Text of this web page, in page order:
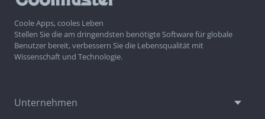
Coole Apps, cooles Leben
Stellen Sie die am dringendsten benötigte Software für globale
Benutzer bereit, verbessern Sie die Lebensqualität mit
Wissenschaft und Technologie.
Unternehmen